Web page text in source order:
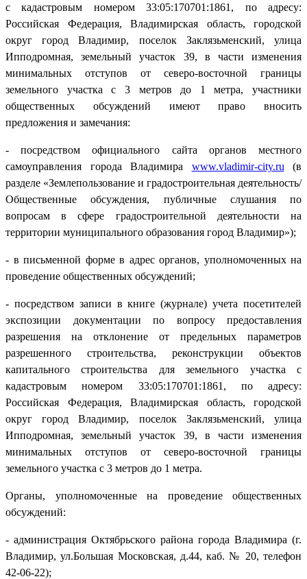
с кадастровым номером 33:05:170701:1861, по адресу:
Российская Федерация, Владимирская область, городской
округ город Владимир, поселок Заклязьменский, улица
Ипподромная, земельный участок 39, в части изменения
минимальных отступов от северо-восточной границы
земельного участка с 3 метров до 1 метра, участники
общественных обсуждений имеют право вносить
предложения и замечания:
- посредством официального сайта органов местного
самоуправления города Владимира www.vladimir-city.ru (в
разделе «Землепользование и градостроительная деятельность/
Общественные обсуждения, публичные слушания по
вопросам в сфере градостроительной деятельности на
территории муниципального образования город Владимир»);
- в письменной форме в адрес органов, уполномоченных на
проведение общественных обсуждений;
- посредством записи в книге (журнале) учета посетителей
экспозиции документации по вопросу предоставления
разрешения на отклонение от предельных параметров
разрешенного строительства, реконструкции объектов
капитального строительства для земельного участка с
кадастровым номером 33:05:170701:1861, по адресу:
Российская Федерация, Владимирская область, городской
округ город Владимир, поселок Заклязьменский, улица
Ипподромная, земельный участок 39, в части изменения
минимальных отступов от северо-восточной границы
земельного участка с 3 метров до 1 метра.
Органы, уполномоченные на проведение общественных
обсуждений:
- администрация Октябрьского района города Владимира (г.
Владимир, ул.Большая Московская, д.44, каб. № 20, телефон
42-06-22);